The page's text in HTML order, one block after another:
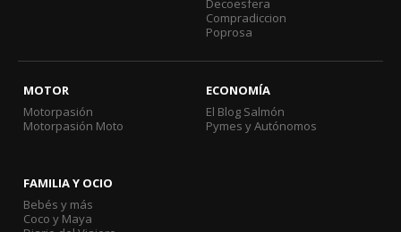
Decoesfera
Compradiccion
Poprosa
MOTOR
Motorpasión
Motorpasión Moto
ECONOMÍA
El Blog Salmón
Pymes y Autónomos
FAMILIA Y OCIO
Bebés y más
Coco y Maya